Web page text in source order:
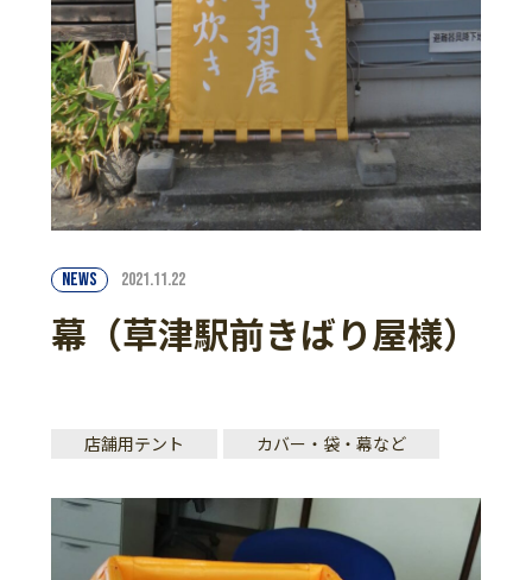
NEWS 2021.11.22
幕（草津駅前きばり屋様）
店舗用テント カバー・袋・幕など